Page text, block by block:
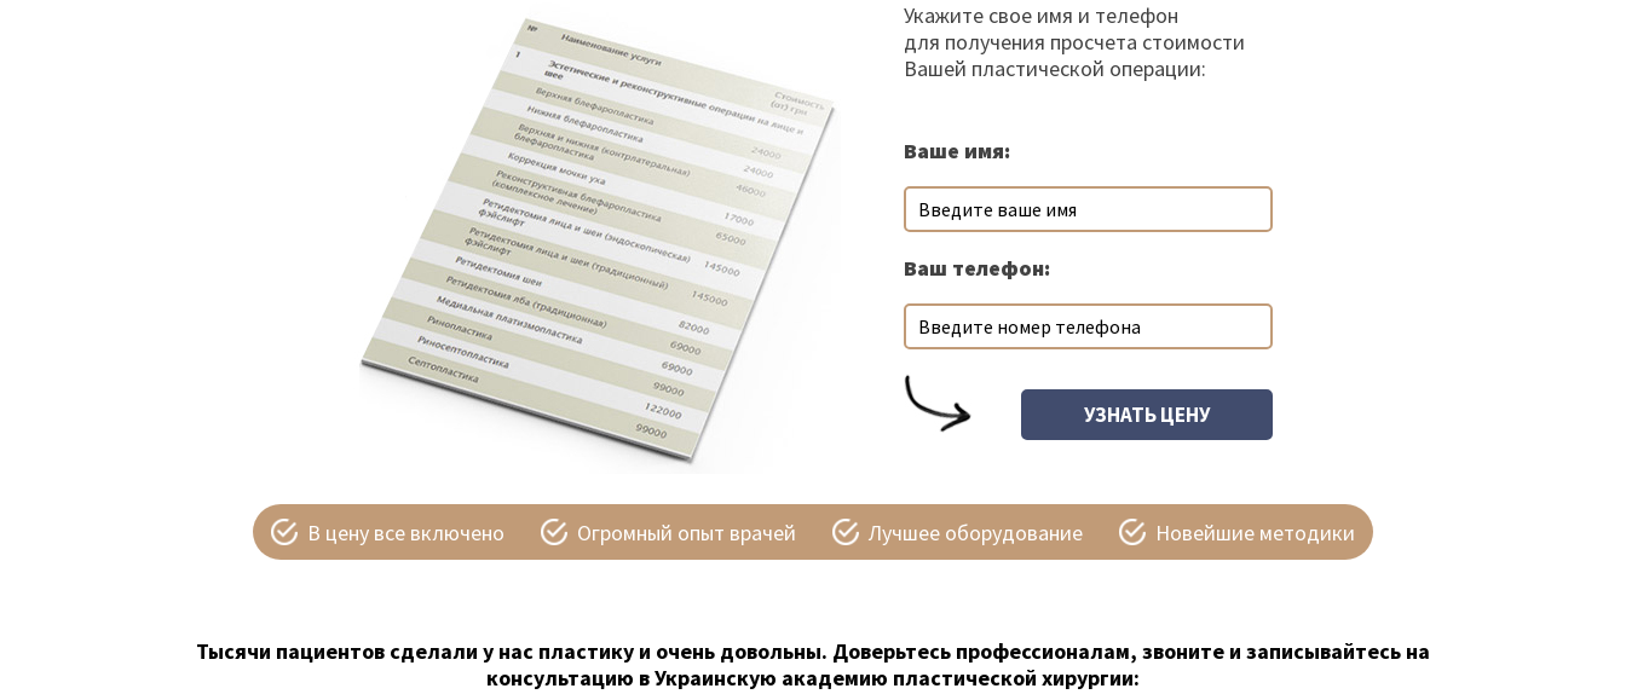
Укажите свое имя и телефон
для получения просчета стоимости
Вашей пластической операции:
Ваше имя:
Ваш телефон:
В цену все включено Огромный опыт врачей Лучшее оборудование Новейшие методики
Тысячи пациентов сделали у нас пластику и очень довольны. Доверьтесь профессионалам, звоните и записывайтесь на
консультацию в Украинскую академию пластической хирургии: